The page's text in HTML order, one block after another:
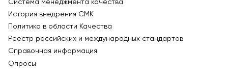
Система менеджмента качества
История внедрения СМК
Политика в области Качества
Реестр российских и международных стандартов
Справочная информация
Опросы